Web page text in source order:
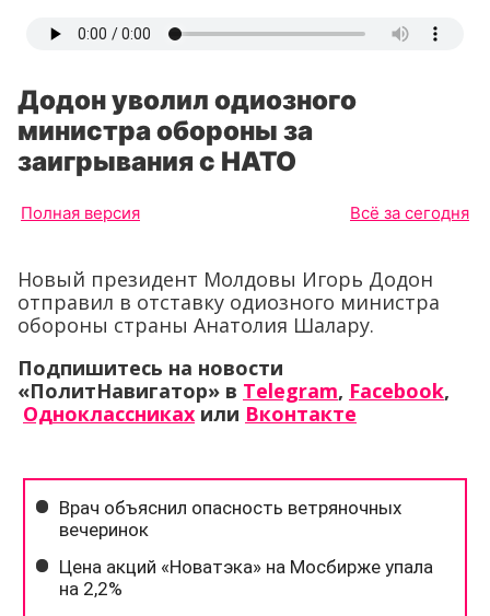
Додон уволил одиозного
министра обороны за
заигрывания с НАТО
Полная версия Всё за сегодня
Новый президент Молдовы Игорь Додон
отправил в отставку одиозного министра
обороны страны Анатолия Шалару.
Подпишитесь на новости
«ПолитНавигатор» в Telegram, Facebook,
Одноклассниках или Вконтакте